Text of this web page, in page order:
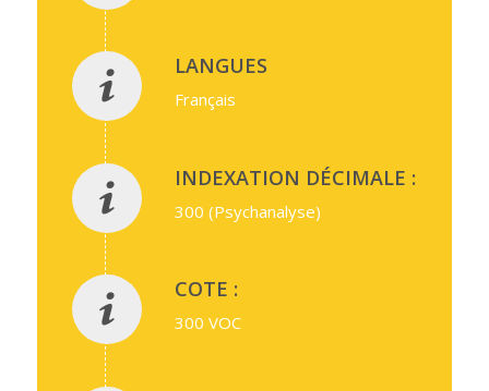
LANGUES
Français
INDEXATION DÉCIMALE :
300 (Psychanalyse)
COTE :
300 VOC